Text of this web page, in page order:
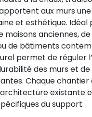
aux murs
et esthétique. Idéal
maisons anciennes,
de bâtiments
permet de réguler
des murs et
Chaque
existante
du support.